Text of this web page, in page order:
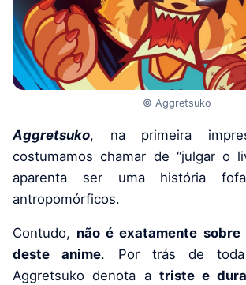
© Aggretsuko
Aggretsuko, na primeira
costumamos chamar de “julgar o
aparenta ser uma história
antropomórficos.
Contudo, não é exatamente
deste anime. Por trás de toda
Aggretsuko denota a triste e